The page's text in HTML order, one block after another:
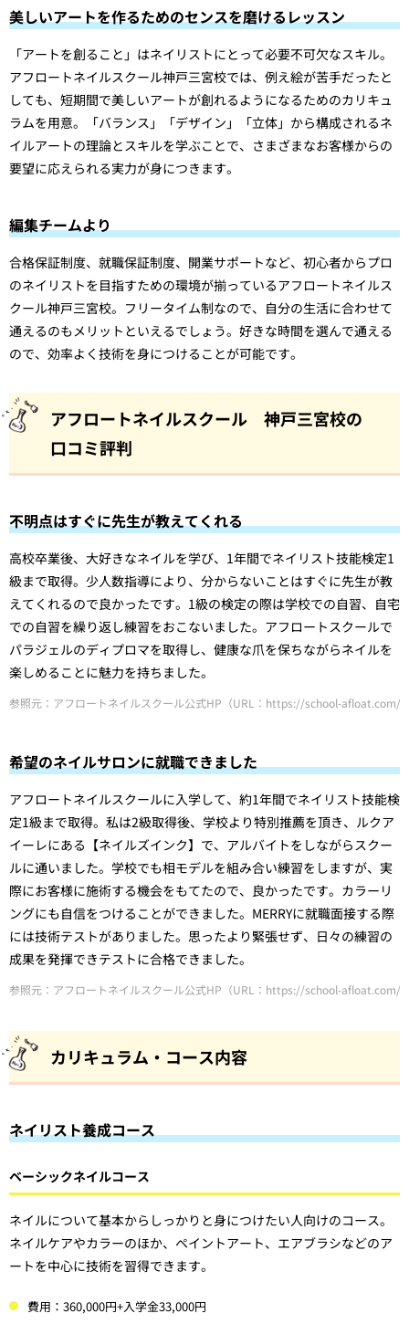
美しいアートを作るためのセンスを磨けるレッスン
「アートを創ること」はネイリストにとって必要不可欠なスキル。
アフロートネイルスクール神戸三宮校では、例え絵が苦手だったと
しても、短期間で美しいアートが創れるようになるためのカリキュ
ラムを用意。「バランス」「デザイン」「立体」から構成されるネ
イルアートの理論とスキルを学ぶことで、さまざまなお客様からの
要望に応えられる実力が身につきます。
編集チームより
合格保証制度、就職保証制度、開業サポートなど、初心者からプロ
のネイリストを目指すための環境が揃っているアフロートネイルス
クール神戸三宮校。フリータイム制なので、自分の生活に合わせて
通えるのもメリットといえるでしょう。好きな時間を選んで通える
ので、効率よく技術を身につけることが可能です。
アフロートネイルスクール 神戸三宮校の
口コミ評判
不明点はすぐに先生が教えてくれる
高校卒業後、大好きなネイルを学び、1年間でネイリスト技能検定1
級まで取得。少人数指導により、分からないことはすぐに先生が教
えてくれるので良かったです。1級の検定の際は学校での自習、自宅
での自習を繰り返し練習をおこないました。アフロートスクールで
パラジェルのディプロマを取得し、健康な爪を保ちながらネイルを
楽しめることに魅力を持ちました。
参照元：アフロートネイルスクール公式HP（URL：https://school-
希望のネイルサロンに就職できました
アフロートネイルスクールに入学して、約1年間でネイリスト技能検
定1級まで取得。私は2級取得後、学校より特別推薦を頂き、ルクア
イーレにある【ネイルズインク】で、アルバイトをしながらスクー
ルに通いました。学校でも相モデルを組み合い練習をしますが、実
際にお客様に施術する機会をもてたので、良かったです。カラーリ
ングにも自信をつけることができました。MERRYに就職面接する際
には技術テストがありました。思ったより緊張せず、日々の練習の
成果を発揮できテストに合格できました。
参照元：アフロートネイルスクール公式HP（URL：https://school-
カリキュラム・コース内容
ネイリスト養成コース
ベーシックネイルコース
ネイルについて基本からしっかりと身につけたい人向けのコース。
ネイルケアやカラーのほか、ペイントアート、エアブラシなどのア
ートを中心に技術を習得できます。
費用：360,000円+入学金33,000円